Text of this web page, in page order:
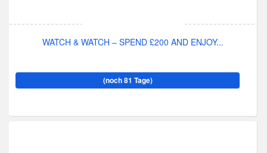
WATCH & WATCH – SPEND £200 AND ENJOY...
(noch 81 Tage)